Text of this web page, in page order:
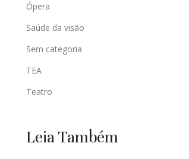
Ópera
Saúde da visão
Sem categoria
TEA
Teatro
Leia Também